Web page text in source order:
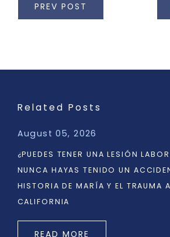
PREV POST
Related Posts
August 05, 2026
¿PUEDES TENER UNA LESIÓN
NUNCA HAYAS TENIDO UN
HISTORIA DE MARÍA Y EL TRAUMA
CALIFORNIA
READ MORE